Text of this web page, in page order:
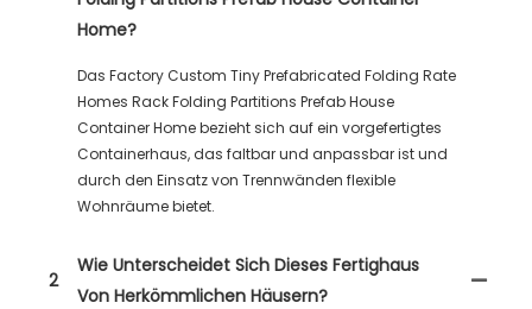
Home?
Das Factory Custom Tiny Prefabricated Folding Rate
Homes Rack Folding Partitions Prefab House
Container Home bezieht sich auf ein vorgefertigtes
Containerhaus, das faltbar und anpassbar ist und
durch den Einsatz von Trennwänden flexible
Wohnräume bietet.
2
Wie Unterscheidet Sich Dieses Fertighaus
Von Herkömmlichen Häusern?